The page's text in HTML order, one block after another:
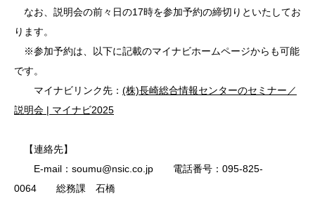
なお、説明会の前々日の17時を参加予約の締切りといたしてお
ります。
※参加予約は、以下に記載のマイナビホームページからも可能
です。
マイナビリンク先： (株)長崎総合情報センターのセミナー／
説明会 | マイナビ2025
【連絡先】
E-mail：soumu@nsic.co.jp 電話番号：095-825-
0064 総務課 石橋